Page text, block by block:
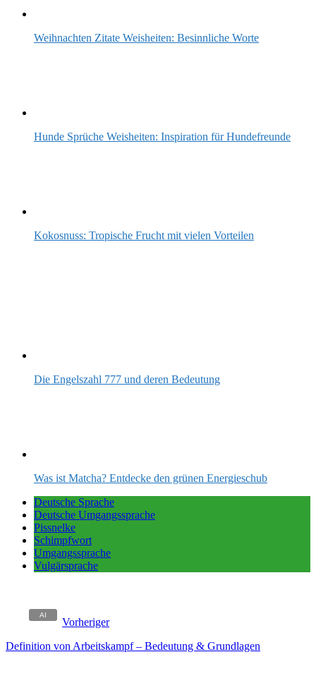
Weihnachten Zitate Weisheiten: Besinnliche Worte
Hunde Sprüche Weisheiten: Inspiration für Hundefreunde
Kokosnuss: Tropische Frucht mit vielen Vorteilen
Die Engelszahl 777 und deren Bedeutung
Was ist Matcha? Entdecke den grünen Energieschub
Deutsche Sprache
Deutsche Umgangssprache
Pissnelke
Schimpfwort
Umgangssprache
Vulgärsprache
Vorheriger
Definition von Arbeitskampf – Bedeutung & Grundlagen